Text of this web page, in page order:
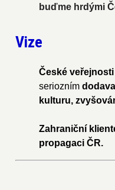
buďme hrdými
Vize
České veřejnosti
seriozním
kulturu,
Zahraniční
propagaci ČR.